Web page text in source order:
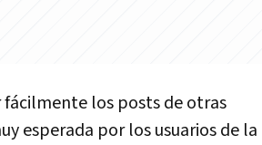
los posts de otras
esperada por los usuarios de la